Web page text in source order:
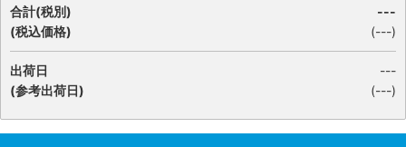
合計(税別)
(税込価格)
---
(---)
出荷日
(参考出荷日)
---
(---)